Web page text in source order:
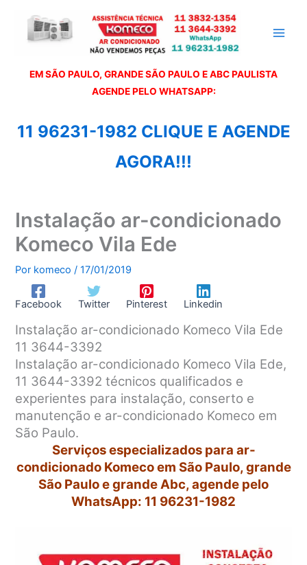
EM SÃO PAULO, GRANDE SÃO PAULO E ABC PAULISTA
AGENDE PELO WHATSAPP:
11 96231-1982 CLIQUE E AGENDE
AGORA!!!
Instalação ar-condicionado
Komeco Vila Ede
Por komeco/17/01/2019
Facebook Twitter Pinterest Linkedin
Instalação ar-condicionado Komeco Vila Ede
11 3644-3392
Instalação ar-condicionado Komeco Vila Ede,
11 3644-3392 técnicos qualificados e
experientes para instalação, conserto e
manutenção e ar-condicionado Komeco em
São Paulo.
Serviços especializados para ar-
condicionado Komeco em São Paulo, grande
São Paulo e grande Abc, agende pelo
WhatsApp: 11 96231-1982